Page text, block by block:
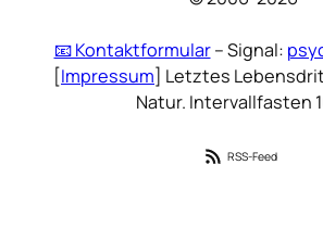
📧 Kontaktformular– Signal:
[Impressum] Letztes
Natur. Intervallfasten
RSS-Feed